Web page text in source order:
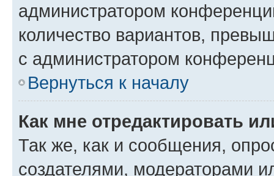
администратором
количество вариантов,
с администратором
Вернуться к началу
Как мне отредактировать
Так же, как и сообщения,
создателями, модераторами